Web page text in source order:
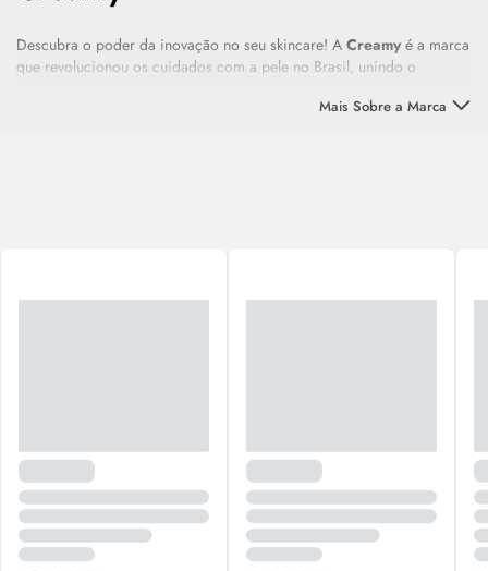
Descubra o poder da inovação no seuskincare! ACreamy é a marca
que revolucionou os cuidados com a pele no Brasil, unindo o
foca em resultados
transformação agora!
Mais Sobre a Marca